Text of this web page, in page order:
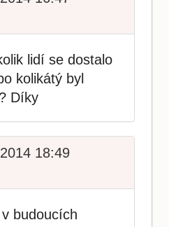
lidí se dostalo
kolikátý byl
Díky
18:49
budoucích